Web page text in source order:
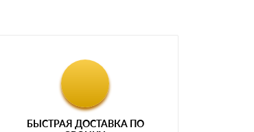
БЫСТРАЯ ДОСТАВКА ПО